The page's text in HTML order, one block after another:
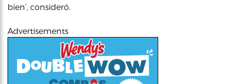
bien’, consideró.
Advertisements